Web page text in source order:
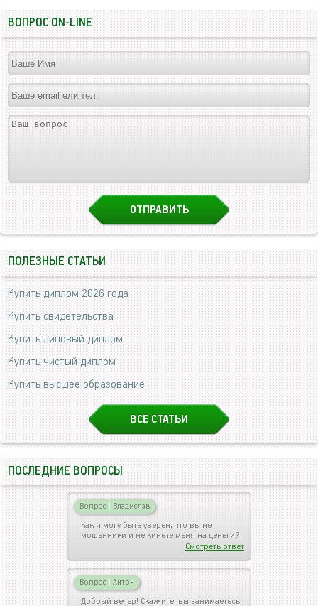
ВОПРОС ON-LINE
ПОЛЕЗНЫЕ СТАТЬИ
Купить диплом 2026 года
Купить свидетельства
Купить липовый диплом
Купить чистый диплом
Купить высшее образование
ВСЕ СТАТЬИ
ПОСЛЕДНИЕ ВОПРОСЫ
Вопрос | Владислав
Как я могу быть уверен, что вы не
мошенники и не кинете меня на деньги?
Смотреть ответ
Вопрос | Антон
Добрый вечер! Скажите, вы занимаетесь